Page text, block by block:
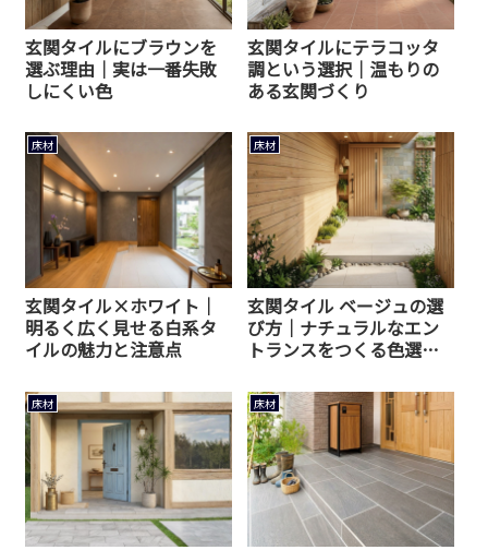
玄関タイルにブラウンを
選ぶ理由｜実は一番失敗
しにくい色
玄関タイルにテラコッタ
調という選択｜温もりの
ある玄関づくり
床材
玄関タイル×ホワイト｜
明るく広く見せる白系タ
イルの魅力と注意点
床材
玄関タイル ベージュの選
び方｜ナチュラルなエン
トランスをつくる色選び
床材 床材